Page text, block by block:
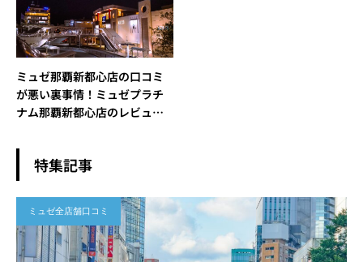
ミュゼ那覇新都心店の口コミ
が悪い裏事情！ミュゼプラチ
ナム那覇新都心店のレビュー
特集記事
ミュゼ全店舗口コミ